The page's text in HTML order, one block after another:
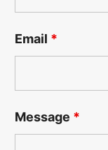
Email *
Message *